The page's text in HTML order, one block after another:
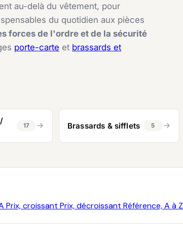
au-delà du vêtement, pour
du quotidien aux pièces
forces de l'ordre et de la sécurité
porte-carte et brassards et
17 Brassards & sifflets 5
Prix, croissant Prix, décroissant Référence, A à Z